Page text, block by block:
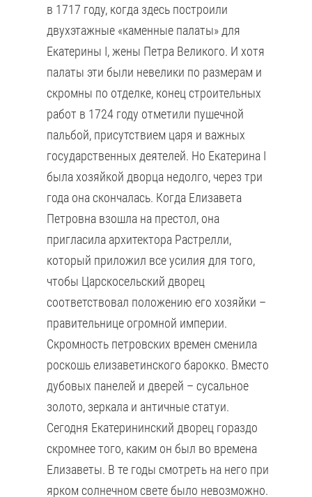
в 1717 году, когда здесь построили
двухэтажные «каменные палаты» для
Екатерины I, жены Петра Великого. И хотя
палаты эти были невелики по размерам и
скромны по отделке, конец строительных
работ в 1724 году отметили пушечной
пальбой, присутствием царя и важных
государственных деятелей. Но Екатерина I
была хозяйкой дворца недолго, через три
года она скончалась. Когда Елизавета
Петровна взошла на престол, она
пригласила архитектора Растрелли,
который приложил все усилия для того,
чтобы Царскосельский дворец
соответствовал положению его хозяйки –
правительнице огромной империи.
Скромность петровских времен сменила
роскошь елизаветинского барокко. Вместо
дубовых панелей и дверей – сусальное
золото, зеркала и античные статуи.
Сегодня Екатерининский дворец гораздо
скромнее того, каким он был во времена
Елизаветы. В те годы смотреть на него при
ярком солнечном свете было невозможно.